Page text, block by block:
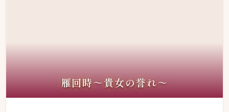
雁回時～貴女の誉れ～